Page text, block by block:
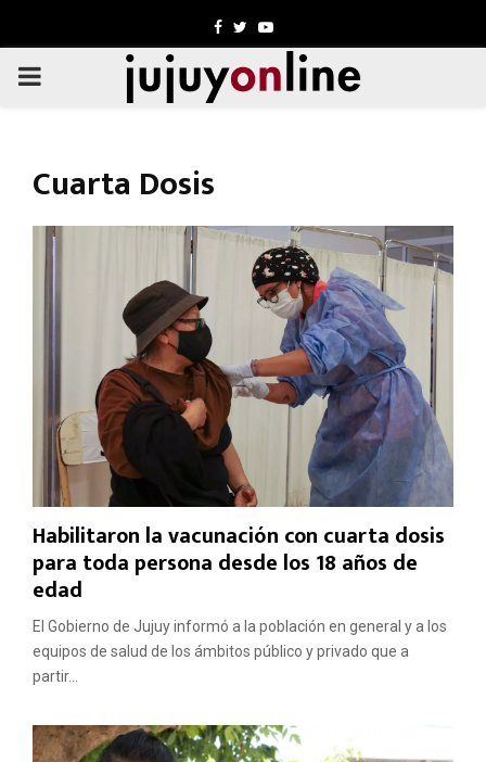
Facebook
TwitterYoutube
PRIMARY
Cuarta Dosis
Habilitaron la vacunación con cuarta dosis
para toda persona desde los 18 años de
edad
El Gobierno de Jujuy informó a la población en general y a los
equipos de salud de los ámbitos público y privado que a
partir...